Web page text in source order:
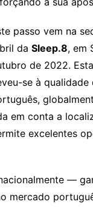
passo vem na
da Sleep.8, em
de 2022.
se à
em conta a
excelentes
—
mercado